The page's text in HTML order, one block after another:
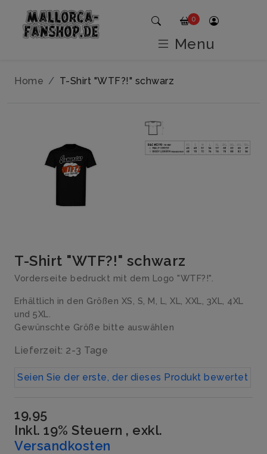
Home T-Shirt "WTF?!" schwarz
T-Shirt "WTF?!" schwarz
Vorderseite bedruckt mit dem Logo "WTF?!".
Erhältlich in den Größen XS, S, M, L, XL, XXL, 3XL, 4XL
und 5XL.
Gewünschte Größe bitte auswählen
Lieferzeit: 2-3 Tage
Seien Sie der erste, der dieses Produkt bewertet
19,95
Inkl. 19% Steuern , exkl.
Versandkosten
0
Menu